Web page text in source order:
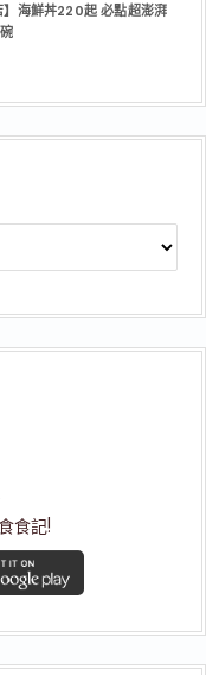
海鮮丼220起 必點超澎湃
食記!